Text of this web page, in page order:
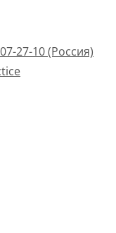
27-10 (Россия)